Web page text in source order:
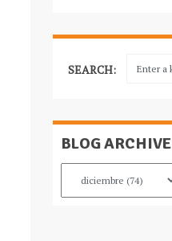
SEARCH:
BLOG ARCHIVE